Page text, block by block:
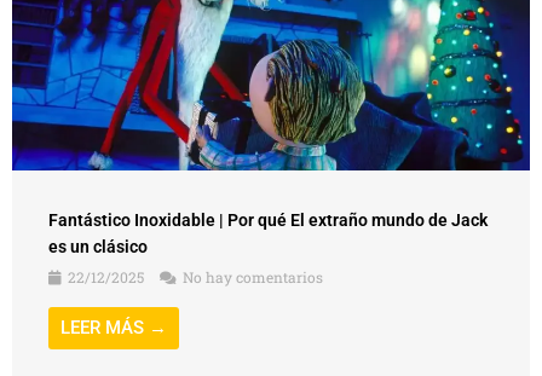
Fantástico Inoxidable | Por qué El extraño mundo de Jack
es un clásico
22/12/2025
No hay comentarios
LEER MÁS →